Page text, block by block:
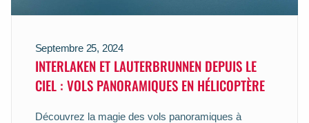
Septembre 25, 2024
INTERLAKEN ET LAUTERBRUNNEN DEPUIS LE
CIEL : VOLS PANORAMIQUES EN HÉLICOPTÈRE
Découvrez la magie des vols panoramiques à